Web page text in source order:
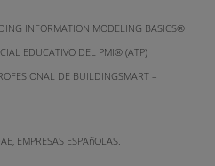
INFORMATION MODELING BASICS®
EDUCATIVO DEL PMI® (ATP)
DE BUILDINGSMART –
EMPRESAS ESPAñOLAS.